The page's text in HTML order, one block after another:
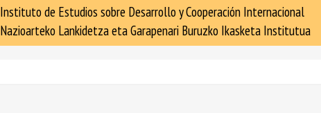
Instituto de Estudios sobre Desarrollo y Cooperación Internacional
Nazioarteko Lankidetza eta Garapenari Buruzko Ikasketa Institutua